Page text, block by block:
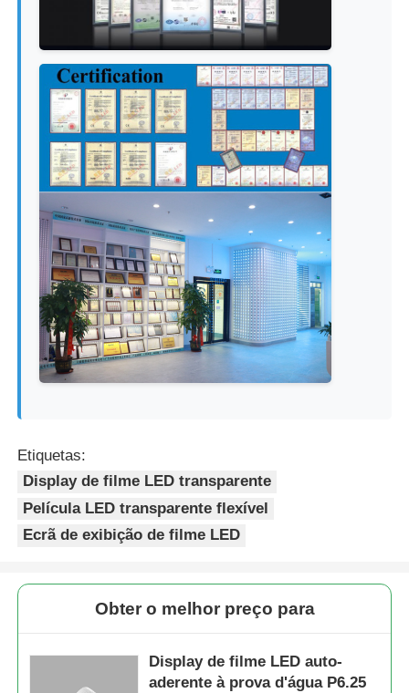
Etiquetas:
Display de filme LED transparente
Película LED transparente flexível
Ecrã de exibição de filme LED
Obter o melhor preço para
Display de filme LED auto-
aderente à prova d'água P6.25